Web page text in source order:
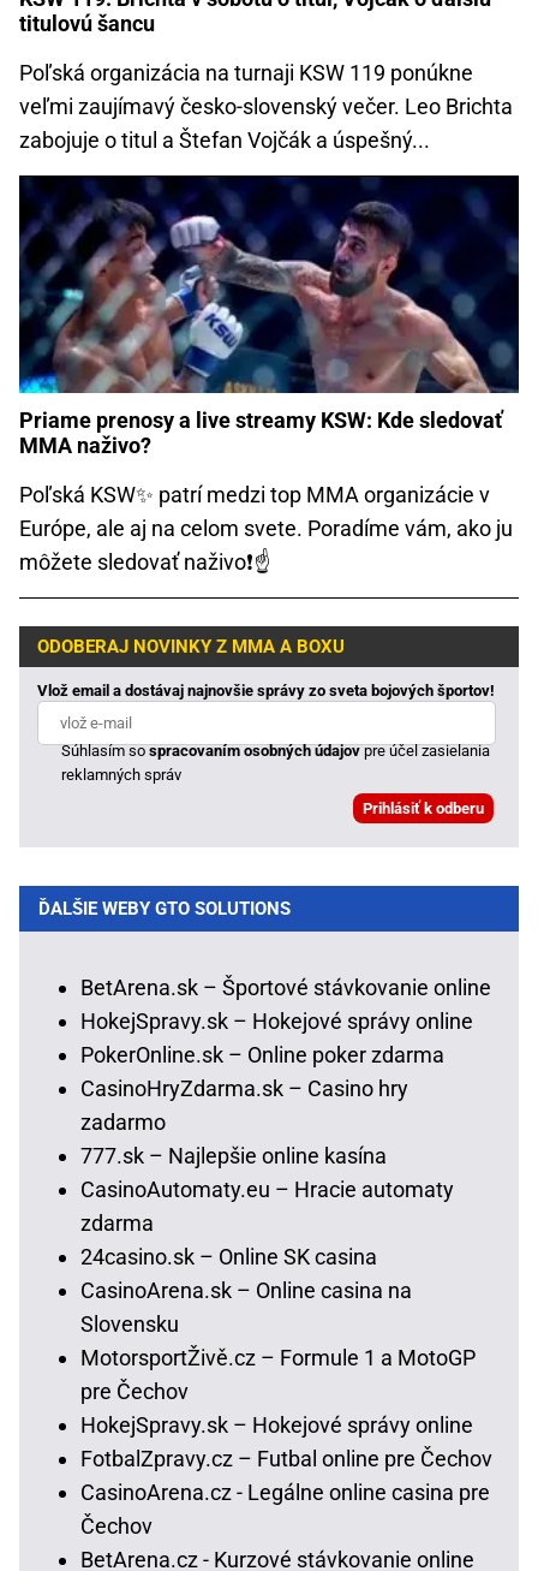
titulovú šancu
Poľská organizácia na turnaji KSW 119 ponúkne
veľmi zaujímavý česko-slovenský večer. Leo Brichta
zabojuje o titul a Štefan Vojčák a úspešný...
Priame prenosy a live streamy KSW: Kde sledovať
MMA naživo?
Poľská KSW✨ patrí medzi top MMA organizácie v
Európe, ale aj na celom svete. Poradíme vám, ako ju
môžete sledovať naživo❗☝
ODOBERAJ NOVINKY Z MMA A BOXU
Vlož email a dostávaj najnovšie správy zo sveta bojových športov!
Súhlasím sospracovaním osobných údajovpre účel zasielania
reklamných správ
ĎALŠIE WEBY GTO SOLUTIONS
BetArena.sk – Športové stávkovanie online
HokejSpravy.sk – Hokejové správy online
PokerOnline.sk – Online poker zdarma
CasinoHryZdarma.sk – Casino hry
zadarmo
777.sk – Najlepšie online kasína
CasinoAutomaty.eu – Hracie automaty
zdarma
24casino.sk – Online SK casina
CasinoArena.sk – Online casina na
Slovensku
MotorsportŽivě.cz – Formule 1 a MotoGP
pre Čechov
HokejSpravy.sk – Hokejové správy online
FotbalZpravy.cz – Futbal online pre Čechov
CasinoArena.cz - Legálne online casina pre
Čechov
BetArena.cz - Kurzové stávkovanie online